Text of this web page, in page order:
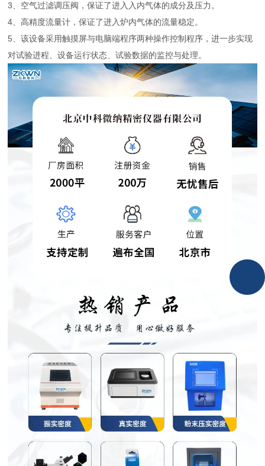
3、空气过滤调压阀，保证了进入入内气体的成分及压力。
4、高精度流量计，保证了进入炉内气体的流量稳定。
5、该设备采用触摸屏与电脑端程序两种操作控制程序，进一步实现
对试验进程、设备运行状态、试验数据的监控与处理。